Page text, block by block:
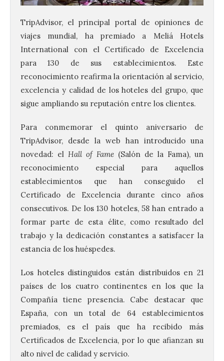
TripAdvisor, el principal portal de opiniones de
viajes mundial, ha premiado a Meliá Hotels
International con el Certificado de Excelencia
para 130 de sus establecimientos. Este
reconocimiento reafirma la orientación al servicio,
excelencia y calidad de los hoteles del grupo, que
sigue ampliando su reputación entre los clientes.
Para conmemorar el quinto aniversario de
TripAdvisor, desde la web han introducido una
novedad: el Hall of Fame (Salón de la Fama), un
reconocimiento especial para aquellos
establecimientos que han conseguido el
Certificado de Excelencia durante cinco años
consecutivos. De los 130 hoteles, 58 han entrado a
formar parte de esta élite, como resultado del
trabajo y la dedicación constantes a satisfacer la
estancia de los huéspedes.
Los hoteles distinguidos están distribuidos en 21
países de los cuatro continentes en los que la
Compañía tiene presencia. Cabe destacar que
España, con un total de 64 establecimientos
premiados, es el país que ha recibido más
Certificados de Excelencia, por lo que afianzan su
alto nivel de calidad y servicio.